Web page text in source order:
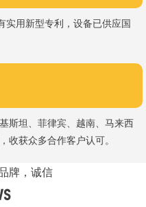
实用新型专利，设备已供应国
斯坦、菲律宾、越南、马来西
收获众多合作客户认可。
牌，诚信